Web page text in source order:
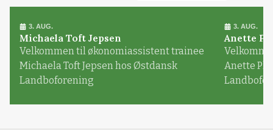
3. AUG.
Michaela Toft Jepsen
Velkommen til økonomiassistent trainee
Michaela Toft Jepsen hos Østdansk
Landboforening
3. AUG.
Anette
Anette